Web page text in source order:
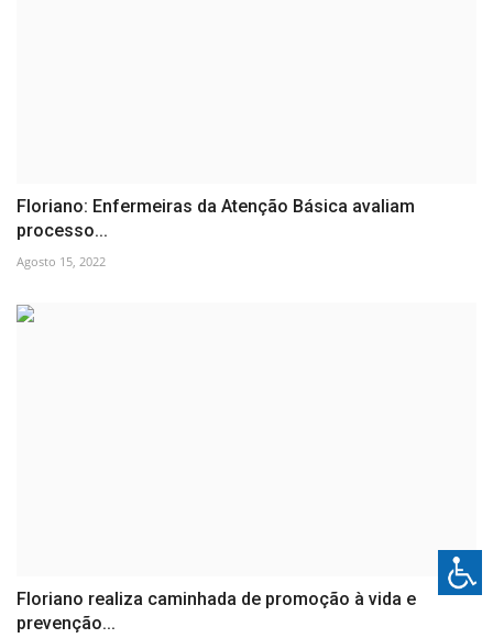
Floriano: Enfermeiras da Atenção Básica avaliam
processo...
Agosto 15, 2022
Floriano realiza caminhada de promoção à vida e
prevenção...